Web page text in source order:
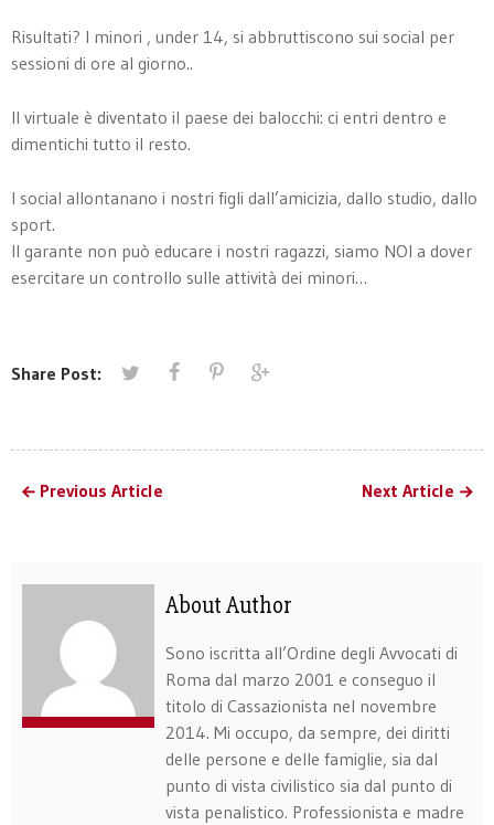
Risultati? I minori , under 14, si abbruttiscono sui social per
sessioni di ore al giorno..
Il virtuale è diventato il paese dei balocchi: ci entri dentro e
dimentichi tutto il resto.
I social allontanano i nostri figli dall’amicizia, dallo studio, dallo
sport.
Il garante non può educare i nostri ragazzi, siamo NOI a dover
esercitare un controllo sulle attività dei minori…
Share Post:
Previous Article Next Article
About Author
Sono iscritta all’Ordine degli Avvocati di
Roma dal marzo 2001 e conseguo il
titolo di Cassazionista nel novembre
2014. Mi occupo, da sempre, dei diritti
delle persone e delle famiglie, sia dal
punto di vista civilistico sia dal punto di
vista penalistico. Professionista e madre